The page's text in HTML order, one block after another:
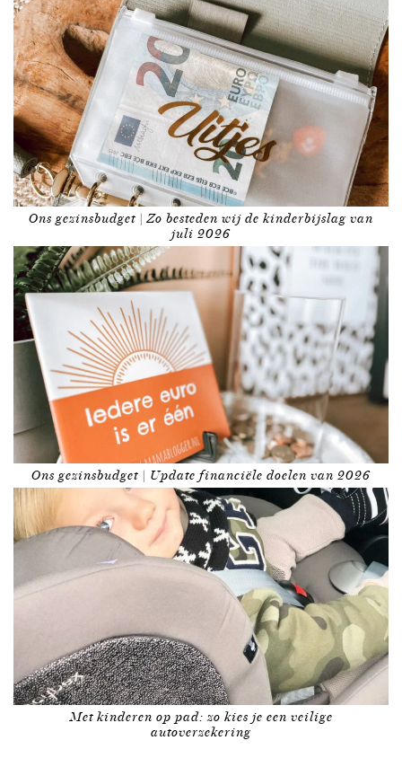
Ons gezinsbudget | Zo besteden wij de kinderbijslag van
juli 2026
Ons gezinsbudget | Update financiële doelen van 2026
Met kinderen op pad: zo kies je een veilige
autoverzekering